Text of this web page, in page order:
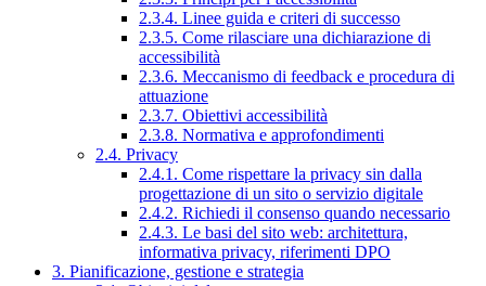
2.3.4. Linee guida e criteri di successo
2.3.5. Come rilasciare una dichiarazione di
accessibilità
2.3.6. Meccanismo di feedback e procedura di
attuazione
2.3.7. Obiettivi accessibilità
2.3.8. Normativa e approfondimenti
2.4. Privacy
2.4.1. Come rispettare la privacy sin dalla
progettazione di un sito o servizio digitale
2.4.2. Richiedi il consenso quando necessario
2.4.3. Le basi del sito web: architettura,
informativa privacy, riferimenti DPO
3. Pianificazione, gestione e strategia